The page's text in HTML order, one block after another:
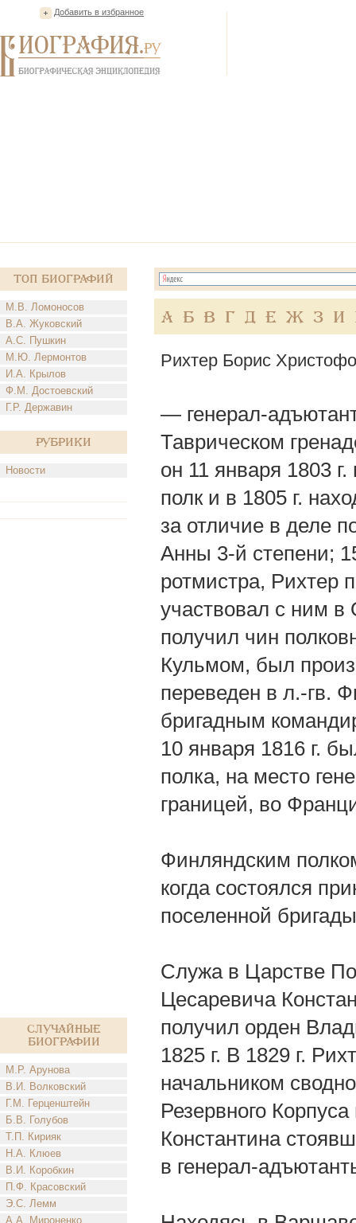
Добавить в избранное
Топ Биографий
М.В. Ломоносов
В.А. Жуковский
А.С. Пушкин
М.Ю. Лермонтов
И.А. Крылов
Ф.М. Достоевский
Г.Р. Державин
Рубрики
Новости
Случайные
биографии
М.Р. Арунова
В.И. Волковский
Г.М. Герценштейн
Б.В. Голубов
Т.П. Кирияк
Н.А. Клюев
В.И. Коробкин
П.Ф. Красовский
Э.С. Лемм
А.А. Мироненко
А Б В Г Д Е Ж З И
Рихтер Борис
— генерал-
Таврическом
он 11 января 1803
полк и в 1805 г.
за отличие в деле
Анны 3-й степени;
ротмистра, Рихтер
участвовал с ним в
получил чин
Кульмом, был
переведен в л.-гв.
бригадным
10 января 1816 г.
полка, на место
границей, во
Финляндским
когда состоялся
поселенной
Служа в Царстве
Цесаревича
получил орден
1825 г. В 1829 г.
начальником
Резервного
Константина
в генерал-